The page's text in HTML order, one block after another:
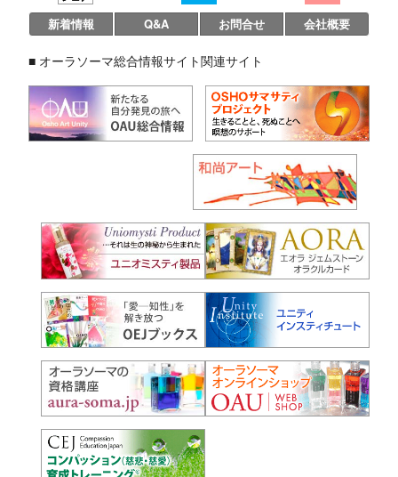
新着情報 Q&A お問合せ 会社概要
■ オーラソーマ総合情報サイト関連サイト